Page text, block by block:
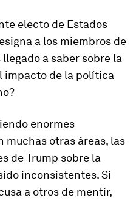
electo de Estados
a los miembros de
a saber sobre la
impacto de la política
enormes
muchas otras áreas, las
de Trump sobre la
inconsistentes. Si
a otros de mentir,